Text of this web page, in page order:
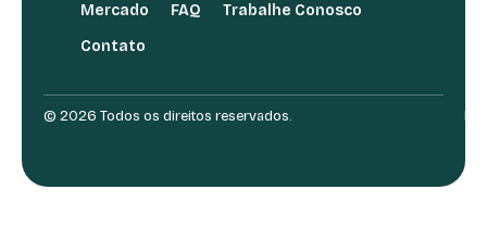
Mercado
FAQ
Trabalhe Conosco
Contato
© 2026 Todos os direitos reservados.